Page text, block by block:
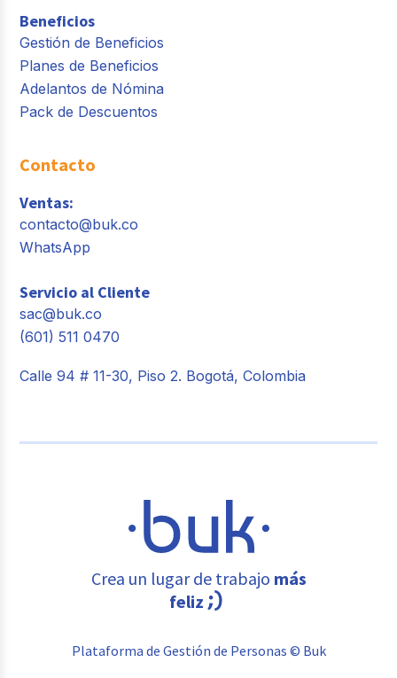
Beneficios
Gestión de Beneficios
Planes de Beneficios
Adelantos de Nómina
Pack de Descuentos
Contacto
Ventas:
contacto@buk.co
WhatsApp
Servicio al Cliente
sac@buk.co
(601) 511 0470
Calle 94 # 11-30, Piso 2. Bogotá, Colombia
Crea un lugar de trabajo más
feliz
Plataforma de Gestión de Personas © Buk